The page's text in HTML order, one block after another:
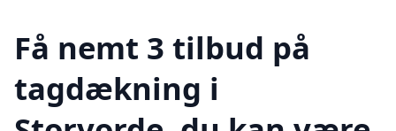
Få nemt 3 tilbud på
tagdækning i